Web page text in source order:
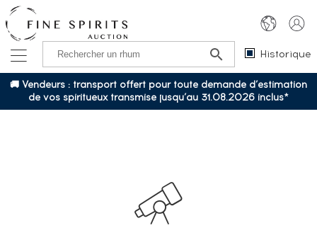
Historique
🚚 Vendeurs : transport offert pour toute demande d’estimation
de vos spiritueux transmise jusqu’au 31.08.2026 inclus*